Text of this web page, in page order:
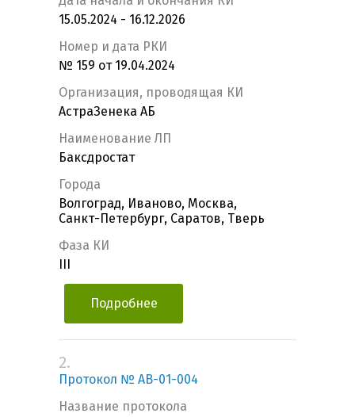
15.05.2024 - 16.12.2026
Номер и дата РКИ
№ 159 от 19.04.2024
Организация, проводящая КИ
АстраЗенека АБ
Наименование ЛП
Баксдростат
Города
Волгоград, Иваново, Москва,
Санкт-Петербург, Саратов, Тверь
Фаза КИ
Подробнее
2.
Протокол № AB-01-004
Название протокола